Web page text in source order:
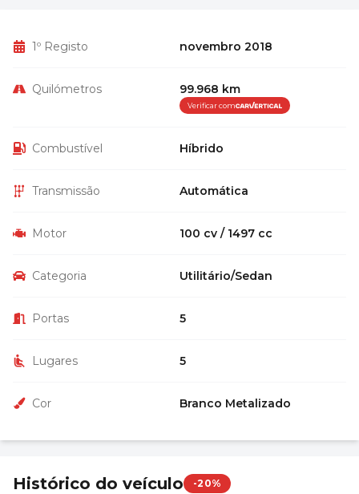
1º Registo novembro 2018
Quilómetros 99.968 km
Verificar com
Combustível Híbrido
Transmissão Automática
Motor 100 cv / 1497 cc
Categoria Utilitário/Sedan
Portas 5
Lugares 5
Cor Branco Metalizado
Histórico do veículo -20%